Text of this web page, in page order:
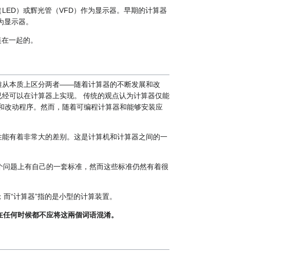
）或辉光管（VFD）作为显示器。早期的计算器
示器。
一起的。
从本质上区分两者——随着计算器的不断发展和改
可以在计算器上实现。 传统的观点认为计算器仅能
动程序。然而，随着可编程计算器和能够安装应
有着非常大的差别。这是计算机和计算器之间的一
题上有自己的一套标准，然而这些标准仍然有着很
“计算器”指的是小型的计算装置。
任何时候都不应将这兩個词语混淆。